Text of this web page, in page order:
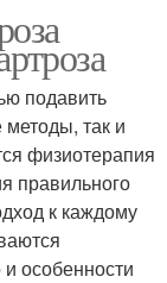
подавить
так и
физиотерапия
правильного
к каждому
особенности